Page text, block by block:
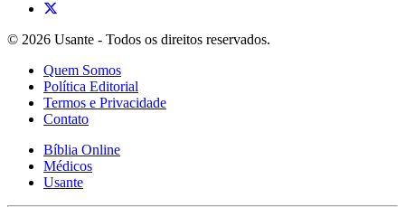
© 2026 Usante - Todos os direitos reservados.
Quem Somos
Política Editorial
Termos e Privacidade
Contato
Bíblia Online
Médicos
Usante